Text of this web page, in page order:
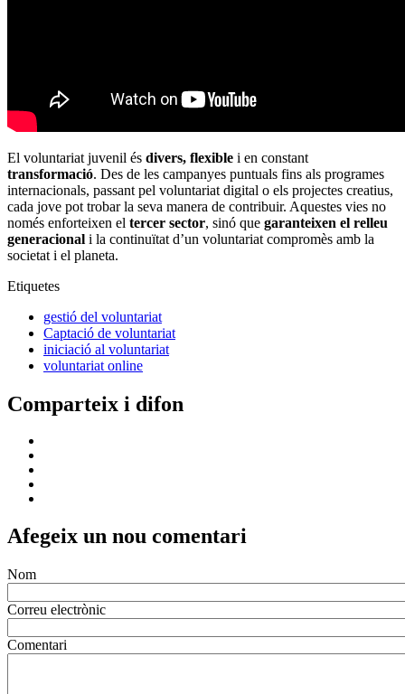
El voluntariat juvenil és divers, flexible i en constant
transformació. Des de les campanyes puntuals fins als programes
internacionals, passant pel voluntariat digital o els projectes creatius,
cada jove pot trobar la seva manera de contribuir. Aquestes vies no
només enforteixen el tercer sector, sinó que garanteixen el relleu
generacional i la continuïtat d’un voluntariat compromès amb la
societat i el planeta.
Etiquetes
gestió del voluntariat
Captació de voluntariat
iniciació al voluntariat
voluntariat online
Comparteix i difon
Afegeix un nou comentari
Nom
Correu electrònic
Comentari